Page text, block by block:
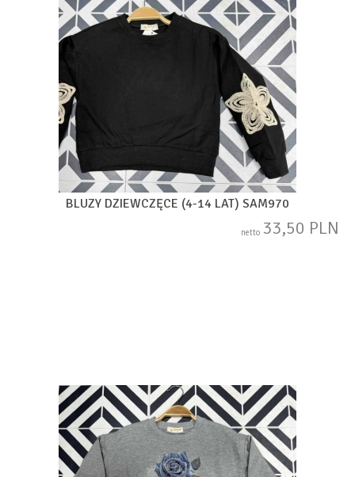
BLUZY DZIEWCZĘCE (4-14 LAT) SAM970
netto 33,50 PLN